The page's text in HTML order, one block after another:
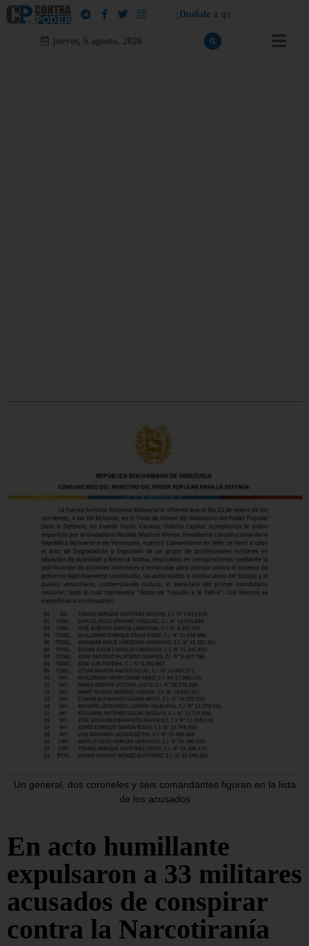
¡ Dué a e a q u
jueves, 6 agosto, 2026
Un general, dos coroneles y seis comandantes figuran en la lista
de los acusados
En acto humillante
expulsaron a 33 militares
acusados de conspirar
contra la Narcotiranía